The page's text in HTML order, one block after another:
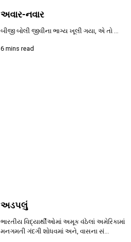
અવાર-નવાર
બીજી બોલી જીવીના ભાગ્ય ખૂલી ગયા, એ તો ...
6 mins read
અડપલું
ભારતીય વિદ્યાર્થીઓમાં અમૂક વંઠેલાં અમેરિકામાં
મનગમતી ગંદગી શોધવમાં અને, વાસના સં...